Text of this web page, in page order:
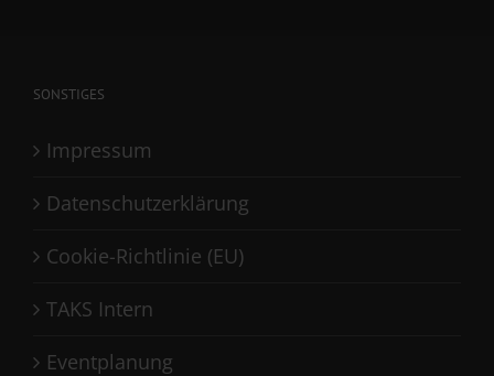
SONSTIGES
Impressum
Datenschutzerklärung
Cookie-Richtlinie (EU)
TAKS Intern
Eventplanung